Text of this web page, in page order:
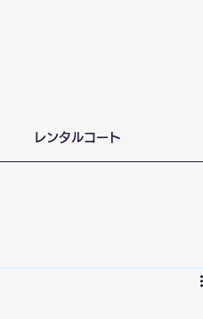
レンタルコート